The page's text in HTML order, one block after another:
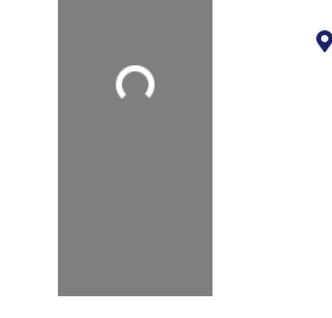
Loading...